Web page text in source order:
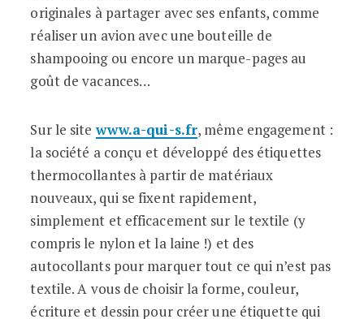
originales à partager avec ses enfants, comme
réaliser un avion avec une bouteille de
shampooing ou encore un marque-pages au
goût de vacances…
Sur le sitewww.a-qui-s.fr, même engagement :
la société a conçu et développé des étiquettes
thermocollantes à partir de matériaux
nouveaux, qui se fixent rapidement,
simplement et efficacement sur le textile (y
compris le nylon et la laine !) et des
autocollants pour marquer tout ce qui n’est pas
textile. A vous de choisir la forme, couleur,
écriture et dessin pour créer une étiquette qui